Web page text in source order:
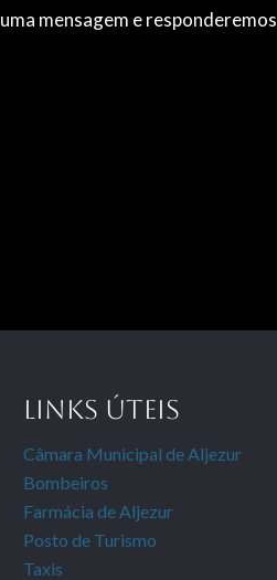
mensagem e responderemos
LINKS ÚTEIS
Câmara Municipal de Aljezur
Bombeiros
Farmácia de Aljezur
Posto de Turismo
Taxis